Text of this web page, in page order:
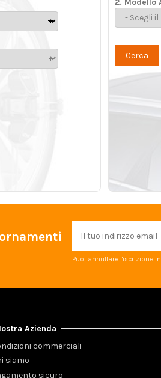
2. Modello
Cerca
Puoi annullare l'iscrizione
Azienda
commerciali
siamo
sicuro